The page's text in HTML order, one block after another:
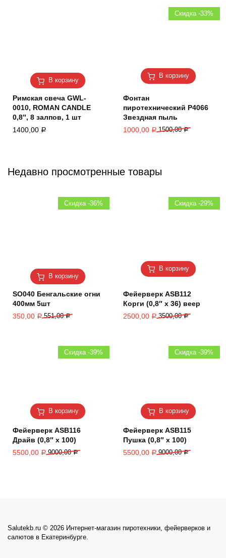
В корзину
Римская свеча GWL-
0010, ROMAN CANDLE
0,8″, 8 залпов, 1 шт
1400,00 Р
В корзину
Скидка -33%
Фонтан
пиротехнический Р4066
Звездная пыль
1500,00Р
1000,00 Р
Недавно просмотренные товары
В корзину
Скидка -36%
SO040 Бенгальские огни
400мм 5шт
551,00Р
350,00 Р
В корзину
Скидка -29%
Фейерверк ASB112
Корги (0,8″ х 36) веер
3500,00Р
2500,00 Р
В корзину
Скидка -39%
Фейерверк ASB116
Драйв (0,8″ х 100)
9000,00Р
5500,00 Р
В корзину
Скидка -39%
Фейерверк ASB115
Пушка (0,8″ х 100)
9000,00Р
5500,00 Р
Salutekb.ru © 2026 Интернет-магазин пиротехники, фейерверков и
салютов в Екатеринбурге.